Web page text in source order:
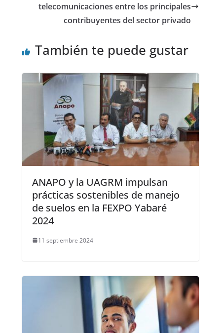
telecomunicaciones entre los principales
contribuyentes del sector privado
También te puede gustar
ANAPO y la UAGRM impulsan
prácticas sostenibles de manejo
de suelos en la FEXPO Yabaré
2024
11 septiembre 2024